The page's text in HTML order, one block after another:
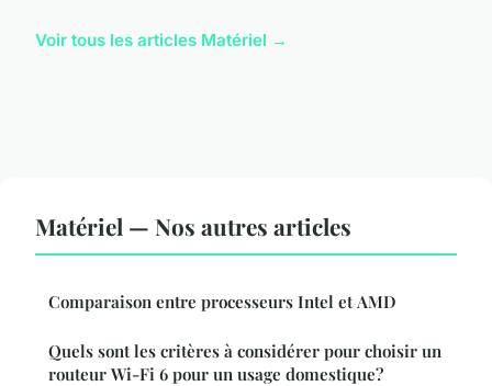
Voir tous les articles Matériel →
Matériel — Nos autres articles
Comparaison entre processeurs Intel et AMD
Quels sont les critères à considérer pour choisir un
routeur Wi-Fi 6 pour un usage domestique?